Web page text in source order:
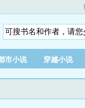
市小说 穿越小说